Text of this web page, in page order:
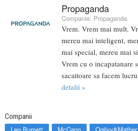
Propaganda
Companie: Propaganda
Vrem. Vrem mai mult.
mereu mai inteligent,
mai special, mereu mai
Vrem cu o incapatanare
sacaitoare sa facem
detalii »
Companii